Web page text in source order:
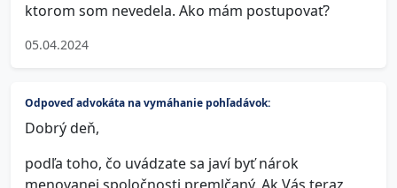
ktorom som nevedela. Ako mám postupovať?
05.04.2024
Odpoveď advokáta na vymáhanie pohľadávok:
Dobrý deň,
podľa toho, čo uvádzate sa javí byť nárok